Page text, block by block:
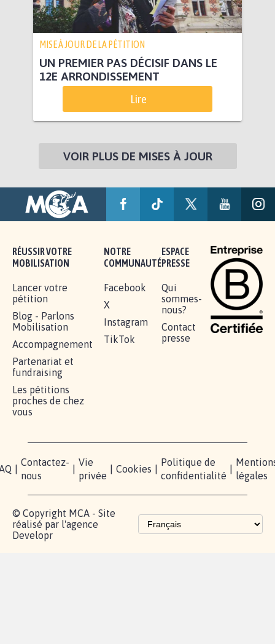
MISE À JOUR DE LA PÉTITION
UN PREMIER PAS DÉCISIF DANS LE
12E ARRONDISSEMENT
Lire
VOIR PLUS DE MISES À JOUR
RÉUSSIR VOTRE
MOBILISATION
Lancer votre
pétition
Blog - Parlons
Mobilisation
Accompagnement
Partenariat et
fundraising
Les pétitions
proches de chez
vous
NOTRE
COMMUNAUTÉ
Facebook
X
Instagram
TikTok
ESPACE
PRESSE
Qui
sommes-
nous?
Contact
presse
Contactez-
nous
Vie
privée
Cookies
Politique de
confidentialité
légales
© Copyright MCA - Site
réalisé par l'agence
Developr